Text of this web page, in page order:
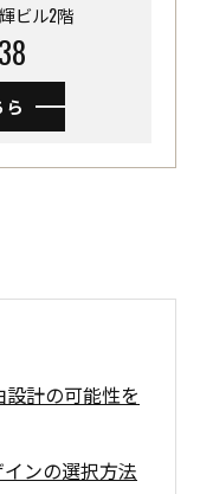
ビル2階
計の可能性を
ンの選択方法